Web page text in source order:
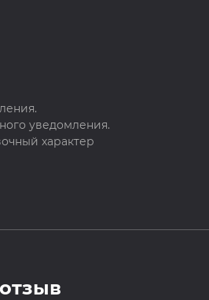
уведомления.
характер